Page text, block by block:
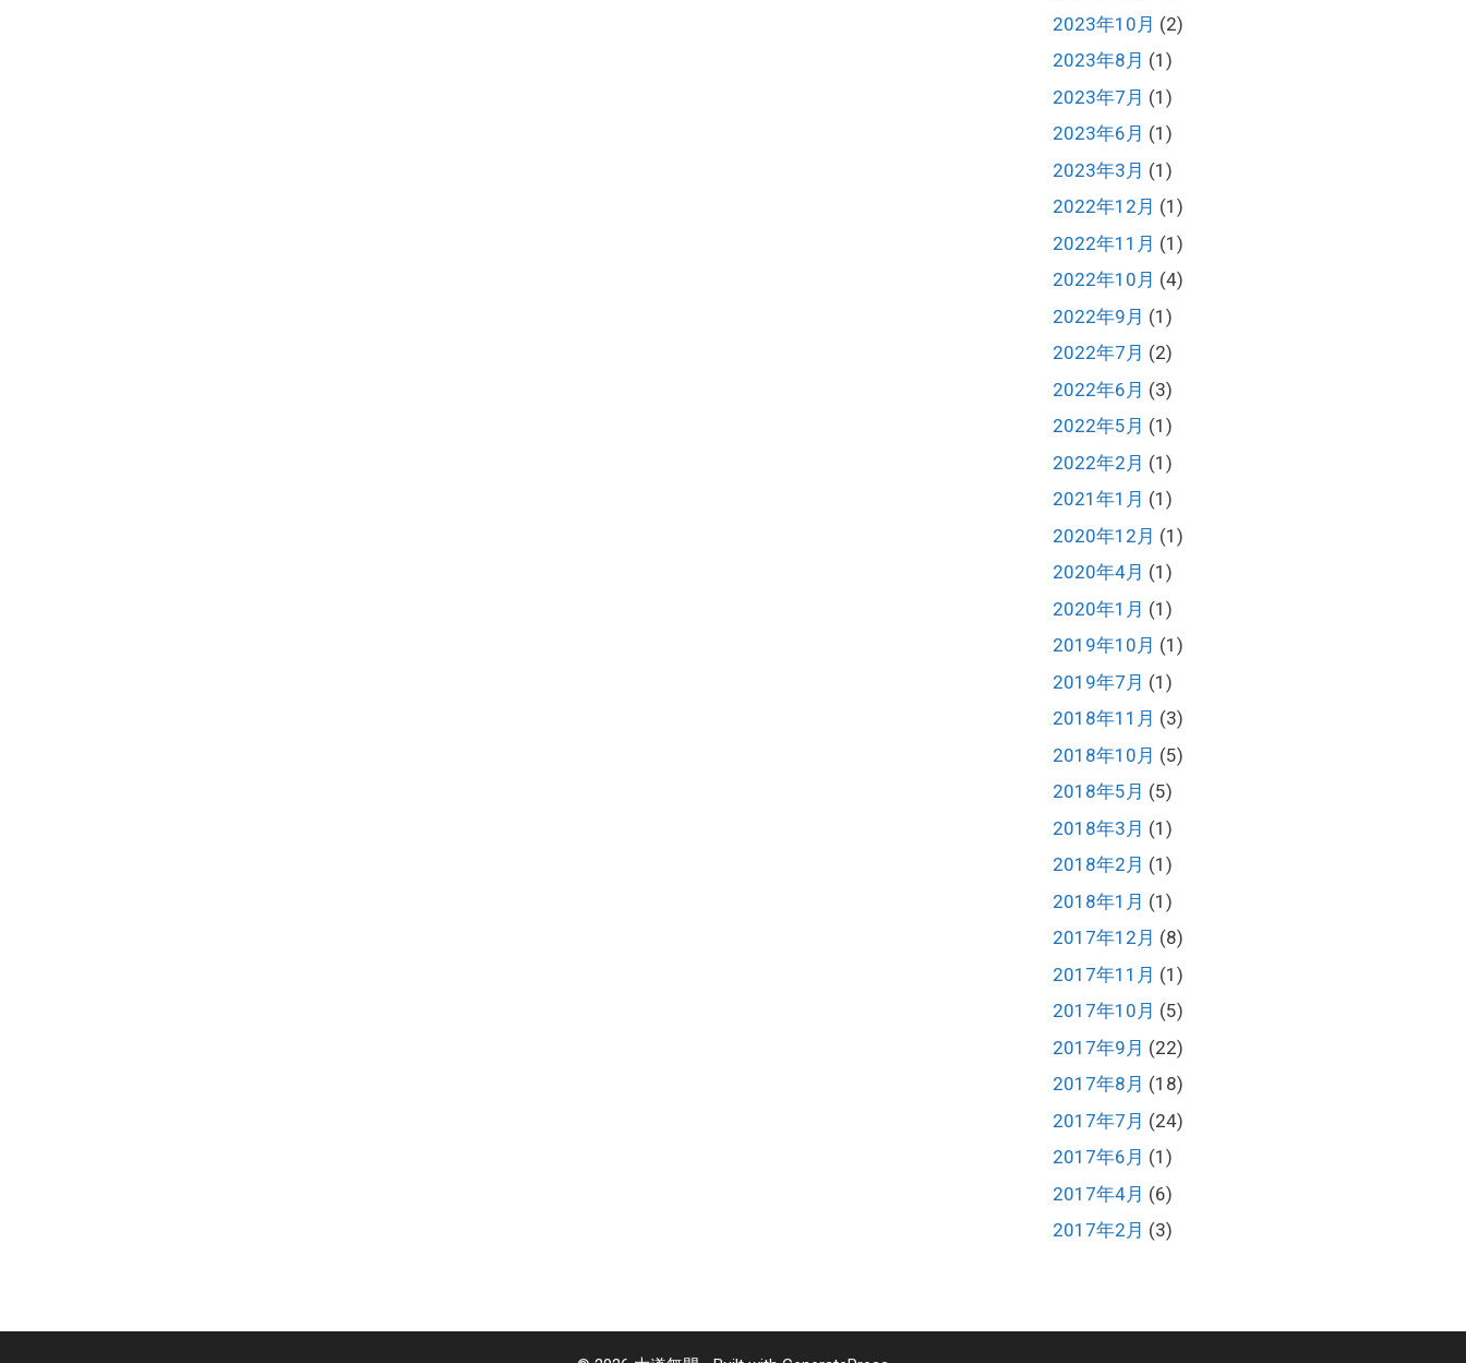
2023年10月 (2)
2023年8月 (1)
2023年7月 (1)
2023年6月 (1)
2023年3月 (1)
2022年12月 (1)
2022年11月 (1)
2022年10月 (4)
2022年9月 (1)
2022年7月 (2)
2022年6月 (3)
2022年5月 (1)
2022年2月 (1)
2021年1月 (1)
2020年12月 (1)
2020年4月 (1)
2020年1月 (1)
2019年10月 (1)
2019年7月 (1)
2018年11月 (3)
2018年10月 (5)
2018年5月 (5)
2018年3月 (1)
2018年2月 (1)
2018年1月 (1)
2017年12月 (8)
2017年11月 (1)
2017年10月 (5)
2017年9月 (22)
2017年8月 (18)
2017年7月 (24)
2017年6月 (1)
2017年4月 (6)
2017年2月 (3)